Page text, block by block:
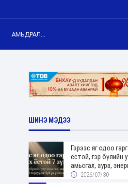
АМЬДРАЛ...
ШИНЭ МЭДЭЭ
Гэрээс яг одоо
ёстой, гэр бүлийн
амьсгал, аура,
хордуулдаг 7 зүйл
2026/07/30